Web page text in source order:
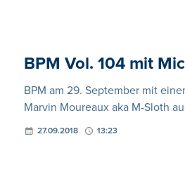
BPM Vol. 104 mit
BPM am 29. September mit
Marvin Moureaux aka M-Sloth
27.09.2018 13:23